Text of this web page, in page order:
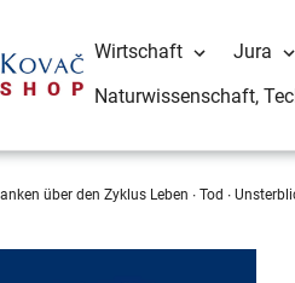
Wirtschaft Jura
Naturwissenschaft,
über den Zyklus Leben ∙ Tod ∙